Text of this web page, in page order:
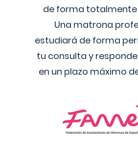
de forma
Una matrona
estudiará de forma
tu consulta y
en un plazo máximo